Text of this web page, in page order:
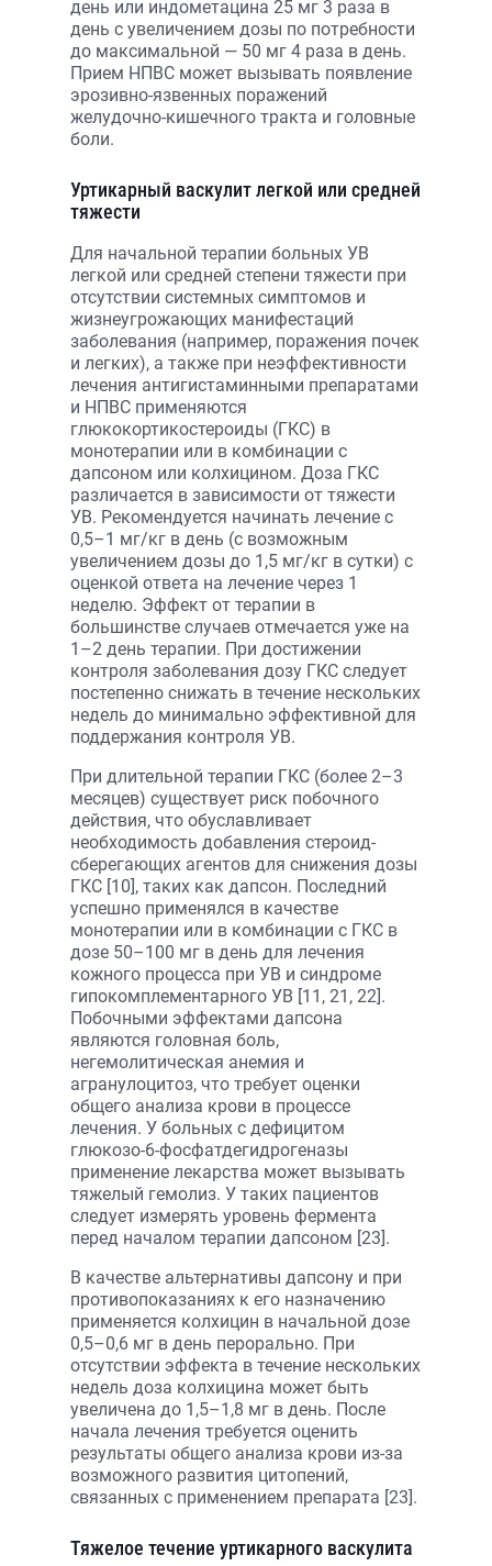
день или индометацина 25 мг 3 раза в
день с увеличением дозы по потребности
до максимальной — 50 мг 4 раза в день.
Прием НПВС может вызывать появление
эрозивно-язвенных поражений
желудочно-кишечного тракта и головные
боли.
Уртикарный васкулит легкой или средней
тяжести
Для начальной терапии больных УВ
легкой или средней степени тяжести при
отсутствии системных симптомов и
жизнеугрожающих манифестаций
заболевания (например, поражения почек
и легких), а также при неэффективности
лечения антигистаминными препаратами
и НПВС применяются
глюкокортикостероиды (ГКС) в
монотерапии или в комбинации с
дапсоном или колхицином. Доза ГКС
различается в зависимости от тяжести
УВ. Рекомендуется начинать лечение с
0,5–1 мг/кг в день (с возможным
увеличением дозы до 1,5 мг/кг в сутки) с
оценкой ответа на лечение через 1
неделю. Эффект от терапии в
большинстве случаев отмечается уже на
1–2 день терапии. При достижении
контроля заболевания дозу ГКС следует
постепенно снижать в течение нескольких
недель до минимально эффективной для
поддержания контроля УВ.
При длительной терапии ГКС (более 2–3
месяцев) существует риск побочного
действия, что обуславливает
необходимость добавления стероид-
сберегающих агентов для снижения дозы
ГКС [10], таких как дапсон. Последний
успешно применялся в качестве
монотерапии или в комбинации с ГКС в
дозе 50–100 мг в день для лечения
кожного процесса при УВ и синдроме
гипокомплементарного УВ [11, 21, 22].
Побочными эффектами дапсона
являются головная боль,
негемолитическая анемия и
агранулоцитоз, что требует оценки
общего анализа крови в процессе
лечения. У больных с дефицитом
глюкозо-6-фосфатдегидрогеназы
применение лекарства может вызывать
тяжелый гемолиз. У таких пациентов
следует измерять уровень фермента
перед началом терапии дапсоном [23].
В качестве альтернативы дапсону и при
противопоказаниях к его назначению
применяется колхицин в начальной дозе
0,5–0,6 мг в день перорально. При
отсутствии эффекта в течение нескольких
недель доза колхицина может быть
увеличена до 1,5–1,8 мг в день. После
начала лечения требуется оценить
результаты общего анализа крови из-за
возможного развития цитопений,
связанных с применением препарата [23].
Тяжелое течение уртикарного васкулита